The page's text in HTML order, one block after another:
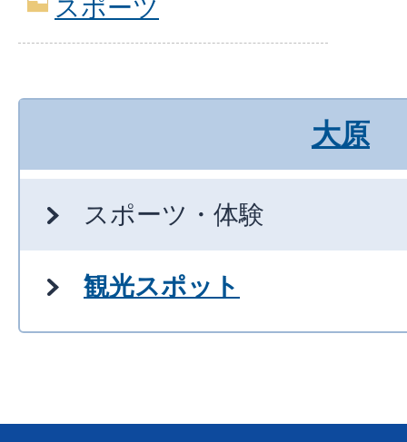
スポーツ
大原
スポーツ・体験
観光スポット